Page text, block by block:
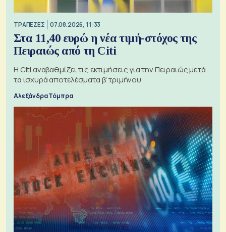
ΤΡΑΠΕΖΕΣ 07.08.2026, 11:33
Στα 11,40 ευρώ η νέα τιμή-στόχος της
Πειραιώς από τη Citi
Η Citi αναβαθμίζει τις εκτιμήσεις για την Πειραιώς μετά
τα ισχυρά αποτελέσματα β' τριμήνου
Αλεξάνδρα Τόμπρα